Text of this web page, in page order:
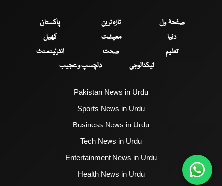
صفحۂ اول تازہ ترین
پاکستان
دنیا
معیشت
کھیل
تعلیم
صحت
انٹرٹینمنٹ
ٹیکنالوجی
دلچسپ و عجیب
Pakistan News in Urdu
Sports News in Urdu
Business News in Urdu
Tech News in Urdu
Entertainment News in Urdu
Health News in Urdu